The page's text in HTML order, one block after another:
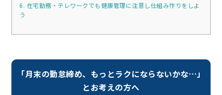
6. 在宅勤務・テレワークでも健康管理に注意し仕組み作りをしよ
う
「月末の勤怠締め、もっとラクにならないかな…」
とお考えの方へ